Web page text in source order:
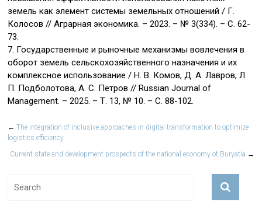
земель как элемент системы земельных отношений / Г.
Колосов // Аграрная экономика. – 2023. – № 3(334). – С. 62-
73.
7. Государственные и рыночные механизмы вовлечения в
оборот земель сельскохозяйственного назначения и их
комплексное использование / Н. В. Комов, Д. А. Лавров, Л.
П. Подболотова, А. С. Петров // Russian Journal of
Management. – 2025. – Т. 13, № 10. – С. 88-102.
← The integration of inclusive approaches in digital transformation to optimize
logistics efficiency
Current state and development prospects of the national economy of Buryatia →